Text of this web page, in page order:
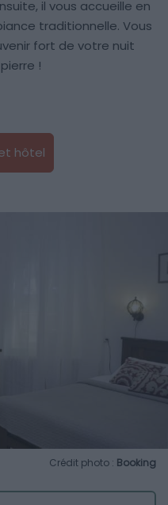
il vous accueille en
traditionnelle. Vous
fort de votre nuit
!
hôtel
Crédit photo : Booking